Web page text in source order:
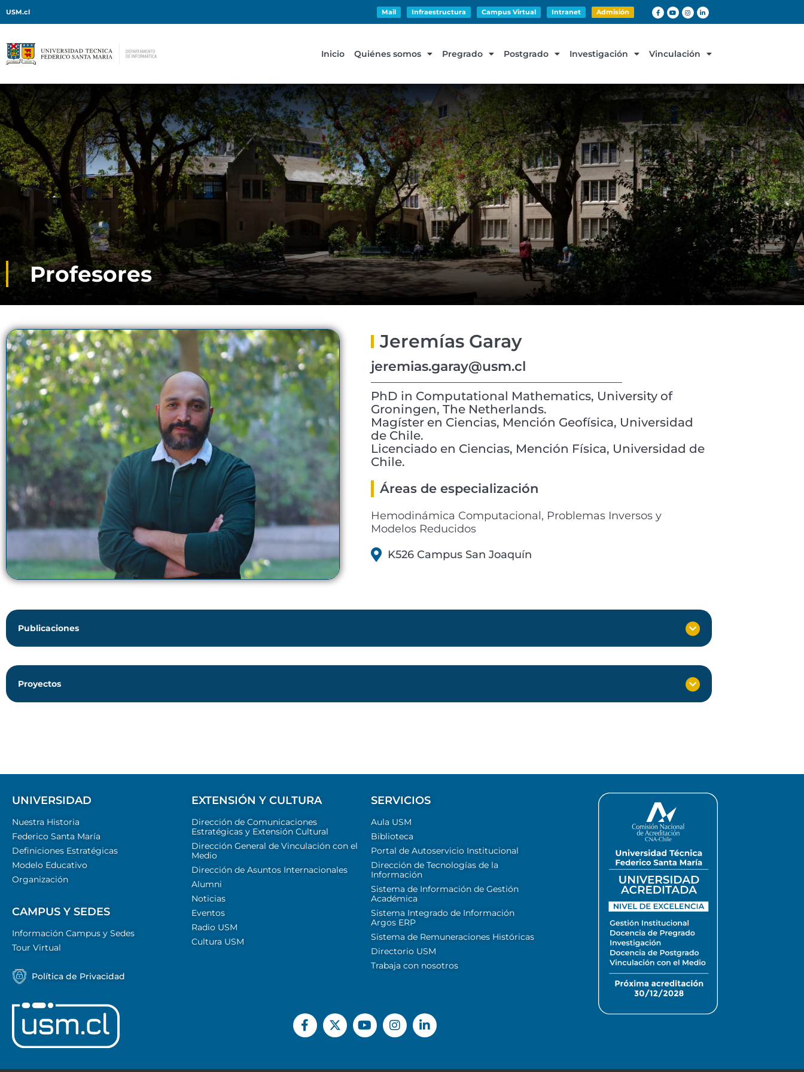
USM.cl Mail Infraestructura Campus Virtual Intranet Admisión
Inicio Quiénes somos Pregrado Postgrado Investigación Vinculación
Profesores
Jeremías Garay
jeremias.garay@usm.cl
PhD in Computational Mathematics, University of
Groningen, The Netherlands.
Magíster en Ciencias, Mención Geofísica, Universidad
de Chile.
Licenciado en Ciencias, Mención Física, Universidad de
Chile.
Áreas de especialización
Hemodinámica Computacional, Problemas Inversos y
Modelos Reducidos
K526 Campus San Joaquín
Publicaciones
Proyectos
UNIVERSIDAD
Nuestra Historia
Federico Santa María
Definiciones Estratégicas
Modelo Educativo
Organización
CAMPUS Y SEDES
Información Campus y Sedes
Tour Virtual
Política de Privacidad
EXTENSIÓN Y CULTURA
Dirección de Comunicaciones
Estratégicas y Extensión Cultural
Dirección General de Vinculación con el
Medio
Dirección de Asuntos Internacionales
Alumni
Noticias
Eventos
Radio USM
Cultura USM
SERVICIOS
Aula USM
Biblioteca
Portal de Autoservicio Institucional
Dirección de Tecnologías de la
Información
Sistema de Información de Gestión
Académica
Sistema Integrado de Información
Argos ERP
Sistema de Remuneraciones Históricas
Directorio USM
Trabaja con nosotros